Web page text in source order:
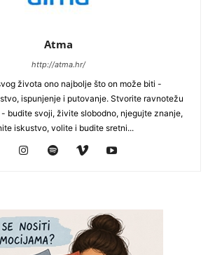
Atma
http://atma.hr/
života ono najbolje što on može biti -
ispunjenje i putovanje. Stvorite ravnotežu
budite svoji, živite slobodno, njegujte znanje,
iskustvo, volite i budite sretni...